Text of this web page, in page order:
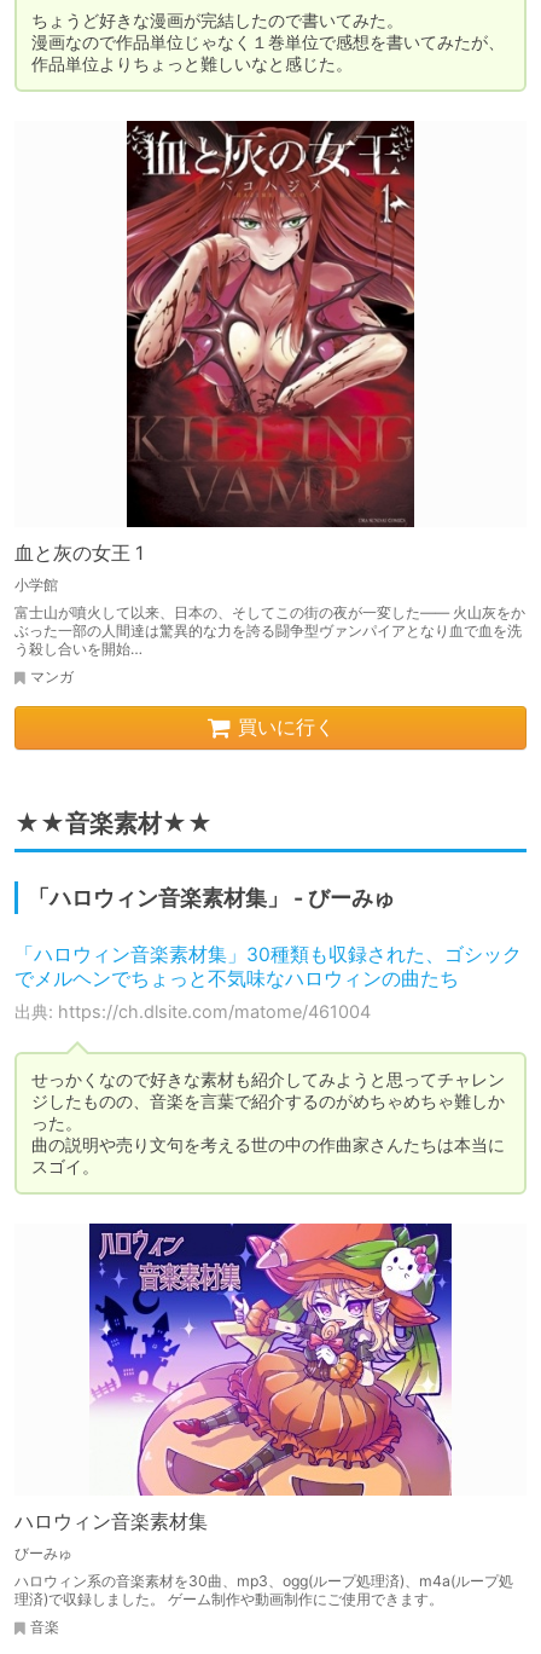
ちょうど好きな漫画が完結したので書いてみた。
漫画なので作品単位じゃなく１巻単位で感想を書いてみたが、
作品単位よりちょっと難しいなと感じた。
血と灰の女王 1
小学館
富士山が噴火して以来、日本の、そしてこの街の夜が一変した―― 火山灰をか
ぶった一部の人間達は驚異的な力を誇る闘争型ヴァンパイアとなり血で血を洗
う殺し合いを開始…
マンガ
買いに行く
★★音楽素材★★
「ハロウィン音楽素材集」 - びーみゅ
「ハロウィン音楽素材集」30種類も収録された、ゴシック
でメルヘンでちょっと不気味なハロウィンの曲たち
出典: https://ch.dlsite.com/matome/461004
せっかくなので好きな素材も紹介してみようと思ってチャレン
ジしたものの、音楽を言葉で紹介するのがめちゃめちゃ難しか
った。
曲の説明や売り文句を考える世の中の作曲家さんたちは本当に
スゴイ。
ハロウィン音楽素材集
びーみゅ
ハロウィン系の音楽素材を30曲、mp3、ogg(ループ処理済)、m4a(ループ処
理済)で収録しました。 ゲーム制作や動画制作にご使用できます。
音楽